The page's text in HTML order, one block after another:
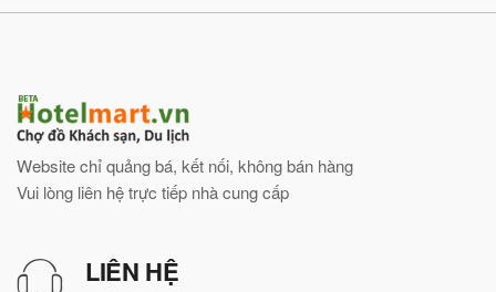
Website chỉ quảng bá, kết nối, không bán hàng
Vui lòng liên hệ trực tiếp nhà cung cấp
LIÊN HỆ